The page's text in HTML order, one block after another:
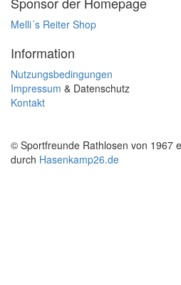
Melli´s Reiter Shop
Information
Nutzungsbedingungen
Impressum & Datenschutz
Kontakt
© Sportfreunde Rathlosen von 1967
durch Hasenkamp26.de